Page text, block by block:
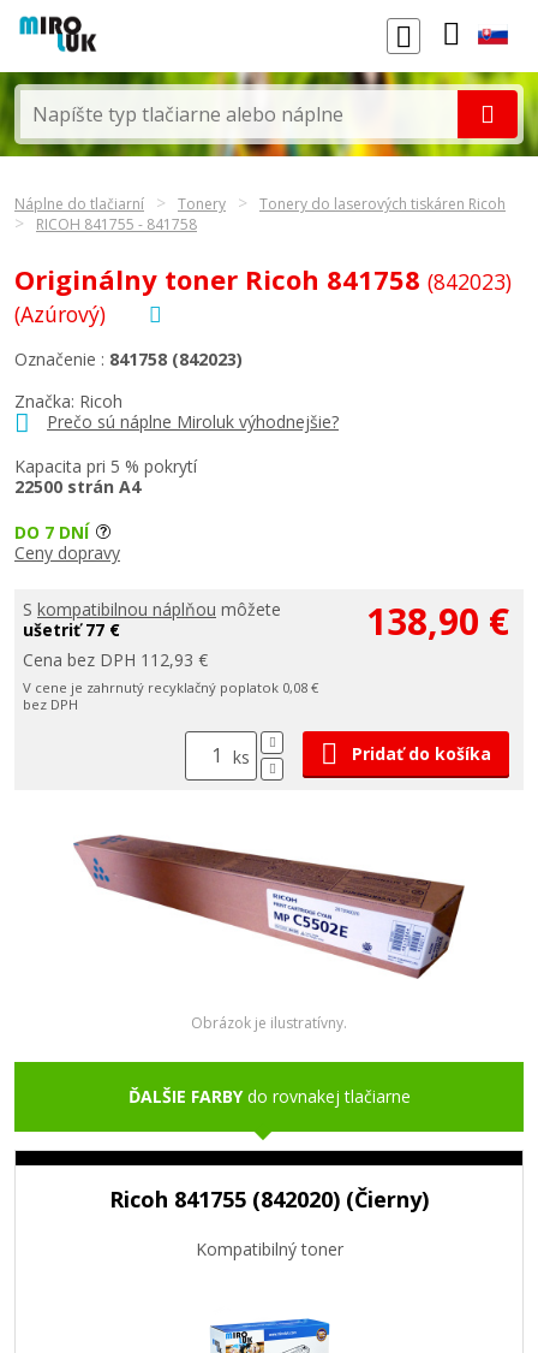
Náplne do tlačiarní Tonery
Tonery do laserových tiskáren Ricoh
RICOH 841755 - 841758
Originálny toner Ricoh 841758 (842023)
(Azúrový)
Značka: Ricoh
Prečo sú náplne Miroluk výhodnejšie?
Kapacita pri 5 % pokrytí
22500 strán A4
Označenie : 841758 (842023)
DO 7 DNÍ
Ceny dopravy
S kompatibilnou náplňou môžete
ušetriť 77 €
Cena bez DPH 112,93 €
V cene je zahrnutý recyklačný poplatok 0,08 €
bez DPH
138,90 €
ks Pridať do košíka
Obrázok je ilustratívny.
ĎALŠIE FARBYdo rovnakej tlačiarne
Ricoh 841755 (842020) (Čierny)
Kompatibilný toner